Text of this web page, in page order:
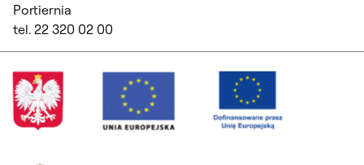
Portiernia
tel. 22 320 02 00